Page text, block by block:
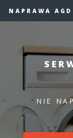
NAPRAWA AGD
NIE